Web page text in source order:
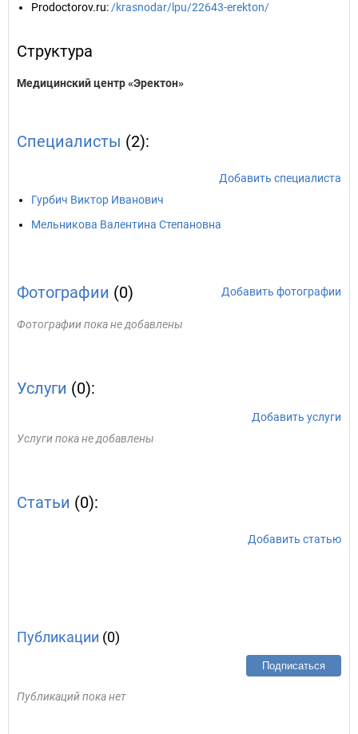
Prodoctorov.ru: /krasnodar/lpu/22643-erekton/
Структура
Медицинский центр «Эректон»
Специалисты (2):
Добавить специалиста
Гурбич Виктор Иванович
Мельникова Валентина Степановна
Фотографии (0) Добавить фотографии
Фотографии пока не добавлены
Услуги (0):
Добавить услуги
Услуги пока не добавлены
Статьи (0):
Добавить статью
Публикации (0)
Подписаться
Публикаций пока нет